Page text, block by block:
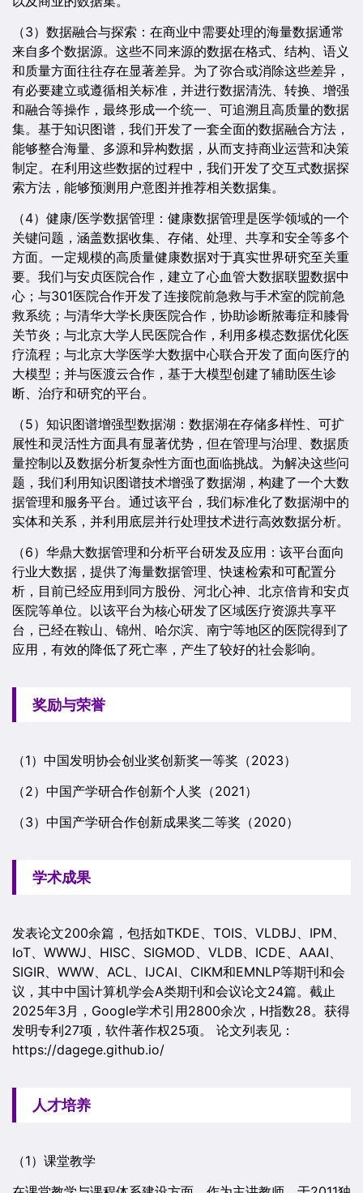
（3）数据融合与探索：在商业中需要处理的海量数据通常
来自多个数据源。这些不同来源的数据在格式、结构、语义
和质量方面往往存在显著差异。为了弥合或消除这些差异，
有必要建立或遵循相关标准，并进行数据清洗、转换、增强
和融合等操作，最终形成一个统一、可追溯且高质量的数据
集。基于知识图谱，我们开发了一套全面的数据融合方法，
能够整合海量、多源和异构数据，从而支持商业运营和决策
制定。在利用这些数据的过程中，我们开发了交互式数据探
索方法，能够预测用户意图并推荐相关数据集。
（4）健康/医学数据管理：健康数据管理是医学领域的一个
关键问题，涵盖数据收集、存储、处理、共享和安全等多个
方面。一定规模的高质量健康数据对于真实世界研究至关重
要。我们与安贞医院合作，建立了心血管大数据联盟数据中
心；与301医院合作开发了连接院前急救与手术室的院前急
救系统；与清华大学长庚医院合作，协助诊断脓毒症和膝骨
关节炎；与北京大学人民医院合作，利用多模态数据优化医
疗流程；与北京大学医学大数据中心联合开发了面向医疗的
大模型；并与医渡云合作，基于大模型创建了辅助医生诊
断、治疗和研究的平台。
（5）知识图谱增强型数据湖：数据湖在存储多样性、可扩
展性和灵活性方面具有显著优势，但在管理与治理、数据质
量控制以及数据分析复杂性方面也面临挑战。为解决这些问
题，我们利用知识图谱技术增强了数据湖，构建了一个大数
据管理和服务平台。通过该平台，我们标准化了数据湖中的
实体和关系，并利用底层并行处理技术进行高效数据分析。
（6）华鼎大数据管理和分析平台研发及应用：该平台面向
行业大数据，提供了海量数据管理、快速检索和可配置分
析，目前已经应用到同方股份、河北心神、北京倍肯和安贞
医院等单位。以该平台为核心研发了区域医疗资源共享平
台，已经在鞍山、锦州、哈尔滨、南宁等地区的医院得到了
应用，有效的降低了死亡率，产生了较好的社会影响。
奖励与荣誉
（1）中国发明协会创业奖创新奖一等奖（2023）
（2）中国产学研合作创新个人奖（2021）
（3）中国产学研合作创新成果奖二等奖（2020）
学术成果
发表论文200余篇，包括如TKDE、TOIS、VLDBJ、IPM、
IoT、WWWJ、HISC、SIGMOD、VLDB、ICDE、AAAI、
SIGIR、WWW、ACL、IJCAI、CIKM和EMNLP等期刊和会
议，其中中国计算机学会A类期刊和会议论文24篇。截止
2025年3月，Google学术引用2800余次，H指数28。获得
发明专利27项，软件著作权25项。 论文列表见：
https://dagege.github.io/
人才培养
（1）课堂教学